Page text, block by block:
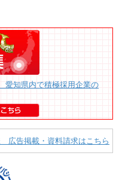
愛知県内で積極採用企業の
広告掲載・資料請求はこちら